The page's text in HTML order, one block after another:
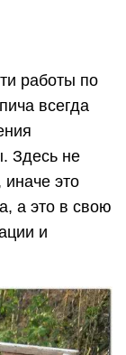
работы по
всегда
Здесь не
иначе это
а это в свою
и